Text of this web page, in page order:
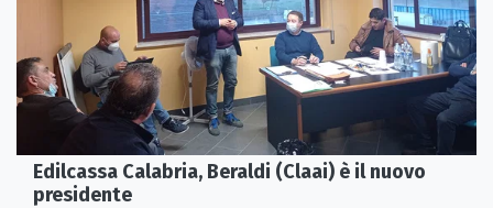
Edilcassa Calabria, Beraldi (Claai) è il nuovo
presidente